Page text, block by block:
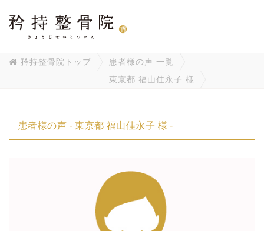
矜持整骨院トップ
患者様の声 一覧
東京都 福山佳永子 様
患者様の声 - 東京都 福山佳永子 様 -